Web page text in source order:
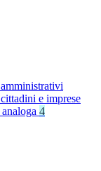
e imprese
4